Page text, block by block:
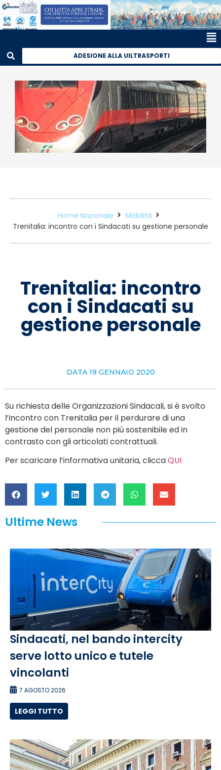
ADESIONE ALLA UILTRASPORTI
Home Nazionale
Mobilità
Trenitalia: incontro con i Sindacati su gestione personale
Trenitalia: incontro
con i Sindacati su
gestione personale
DATA 19 GENNAIO 2020
Su richiesta delle Organizzazioni Sindacali, si è svolto
l’incontro con Trenitalia per il perdurare di una
gestione del personale non più sostenibile ed in
contrasto con gli articolati contrattuali.
Per scaricare l’informativa unitaria, cliccaQUI
Ultime News
Sindacati, nel bando intercity
serve lotto unico e tutele
vincolanti
7 AGOSTO 2026
LEGGI TUTTO